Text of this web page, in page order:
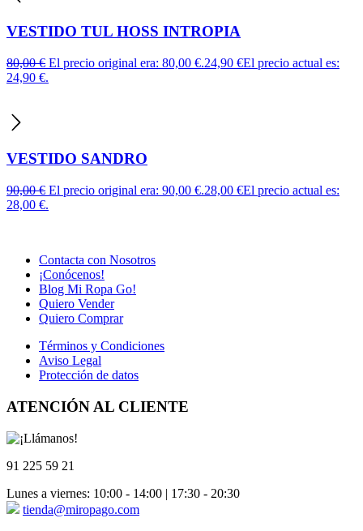
VESTIDO TUL HOSS INTROPIA
80,00€ El precio original era: 80,00 €.24,90 €El precio actual es:
24,90 €.
VESTIDO SANDRO
90,00€ El precio original era: 90,00 €.28,00 €El precio actual es:
28,00 €.
Contacta con Nosotros
¡Conócenos!
Blog Mi Ropa Go!
Quiero Vender
Quiero Comprar
Términos y Condiciones
Aviso Legal
Protección de datos
ATENCIÓN AL CLIENTE
91 225 59 21
Lunes a viernes: 10:00 - 14:00 | 17:30 - 20:30
tienda@miropago.com